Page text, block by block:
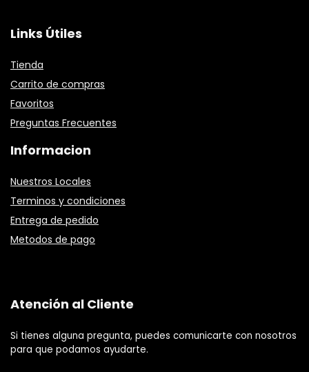
Links Útiles
Tienda
Carrito de compras
Favoritos
Preguntas Frecuentes
Informacion
Nuestros Locales
Terminos y condiciones
Entrega de pedido
Metodos de pago
Atención al Cliente
Si tienes alguna pregunta, puedes comunicarte con nosotros
para que podamos ayudarte.